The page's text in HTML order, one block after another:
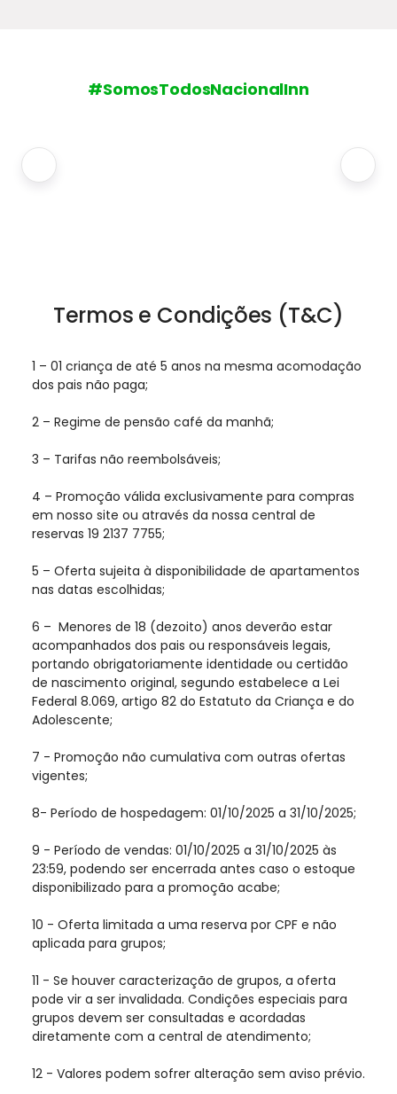
#SomosTodosNacionalInn
Termos e Condições (T&C)
1 – 01 criança de até 5 anos na mesma acomodação
dos pais não paga;
2 – Regime de pensão café da manhã;
3 – Tarifas não reembolsáveis;
4 – Promoção válida exclusivamente para compras
em nosso site ou através da nossa central de
reservas 19 2137 7755;
5 – Oferta sujeita à disponibilidade de apartamentos
nas datas escolhidas;
6 – Menores de 18 (dezoito) anos deverão estar
acompanhados dos pais ou responsáveis legais,
portando obrigatoriamente identidade ou certidão
de nascimento original, segundo estabelece a Lei
Federal 8.069, artigo 82 do Estatuto da Criança e do
Adolescente;
7 - Promoção não cumulativa com outras ofertas
vigentes;
8- Período de hospedagem: 01/10/2025 a 31/10/2025;
9 - Período de vendas: 01/10/2025 a 31/10/2025 às
23:59, podendo ser encerrada antes caso o estoque
disponibilizado para a promoção acabe;
10 - Oferta limitada a uma reserva por CPF e não
aplicada para grupos;
11 - Se houver caracterização de grupos, a oferta
pode vir a ser invalidada. Condições especiais para
grupos devem ser consultadas e acordadas
diretamente com a central de atendimento;
12 - Valores podem sofrer alteração sem aviso prévio.